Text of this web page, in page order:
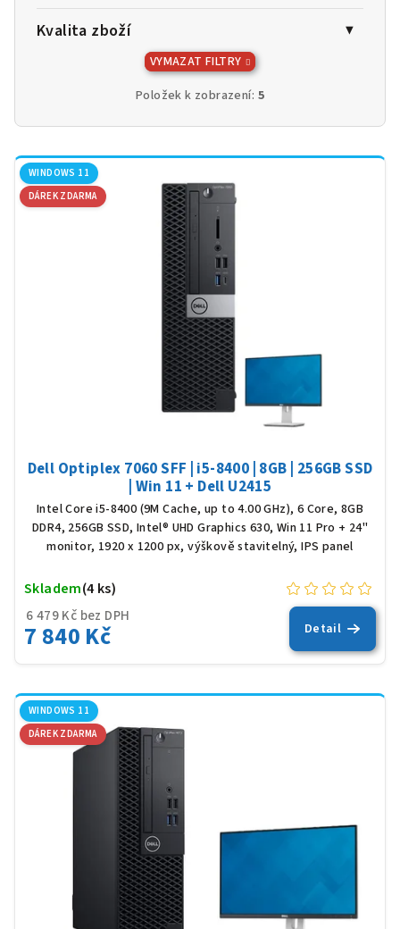
Kvalita zboží
VYMAZAT FILTRY
Položek k zobrazení: 5
V
WINDOWS 11
DÁREK ZDARMA
Dell Optiplex 7060 SFF | i5-8400 | 8GB | 256GB SSD
| Win 11 + Dell U2415
Intel Core i5-8400 (9M Cache, up to 4.00 GHz), 6 Core, 8GB
DDR4, 256GB SSD, Intel® UHD Graphics 630, Win 11 Pro + 24"
monitor, 1920 x 1200 px, výškově stavitelný, IPS panel
6 479 Kč bez DPH
7 840 Kč
Skladem(4 ks)
Detail
WINDOWS 11
DÁREK ZDARMA